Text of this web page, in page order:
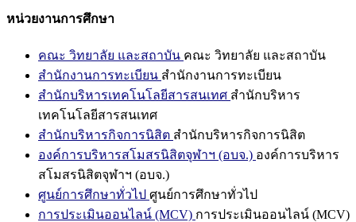
หน่วยงานการศึกษา
คณะ วิทยาลัย และสถาบัน คณะ วิทยาลัย และสถาบัน
สำนักงานการทะเบียน สำนักงานการทะเบียน
สำนักบริหารเทคโนโลยีสารสนเทศ สำนักบริหาร
เทคโนโลยีสารสนเทศ
สำนักบริหารกิจการนิสิต สำนักบริหารกิจการนิสิต
องค์การบริหารสโมสรนิสิตจุฬาฯ (อบจ.) องค์การบริหาร
สโมสรนิสิตจุฬาฯ (อบจ.)
ศูนย์การศึกษาทั่วไป ศูนย์การศึกษาทั่วไป
การประเมินออนไลน์ (MCV) การประเมินออนไลน์ (MCV)